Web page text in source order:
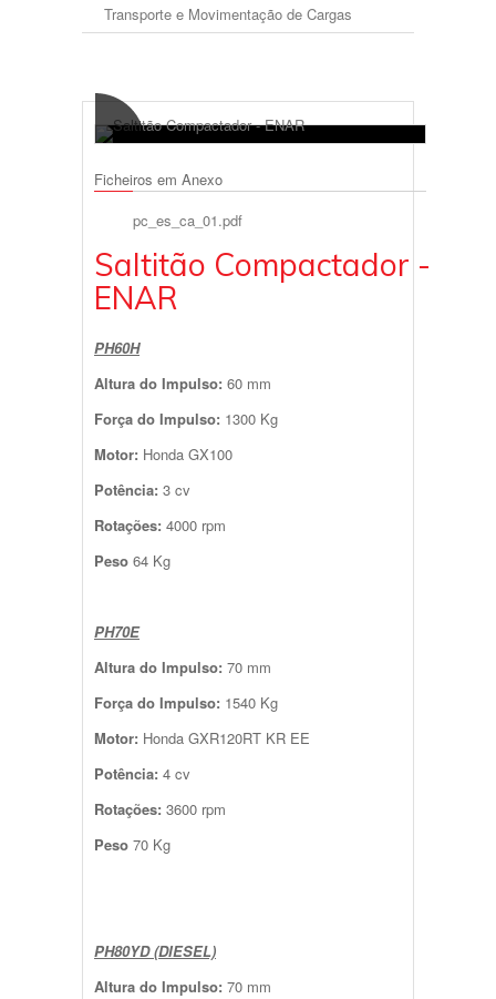
Transporte e Movimentação de Cargas
Ficheiros em Anexo
pc_es_ca_01.pdf
Saltitão Compactador -
ENAR
PH60H
Altura do Impulso: 60 mm
Força do Impulso: 1300 Kg
Motor: Honda GX100
Potência: 3 cv
Rotações: 4000 rpm
Peso 64 Kg
PH70E
Altura do Impulso: 70 mm
Força do Impulso: 1540 Kg
Motor: Honda GXR120RT KR EE
Potência: 4 cv
Rotações: 3600 rpm
Peso 70 Kg
PH80YD (DIESEL)
Altura do Impulso: 70 mm